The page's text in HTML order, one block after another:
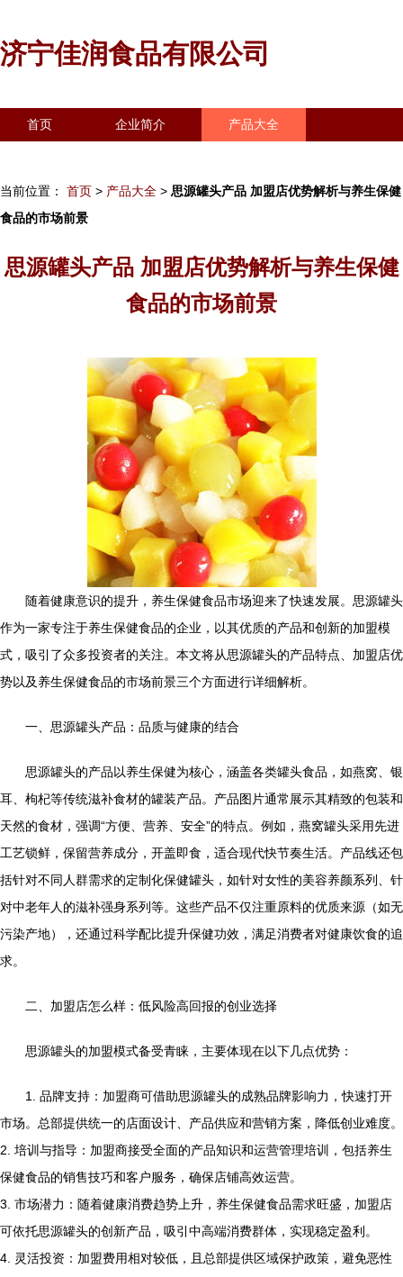
济宁佳润食品有限公司
首页 企业简介 产品大全
当前位置： 首页 > 产品大全 > 思源罐头产品 加盟店优势解析与养生保健
食品的市场前景
思源罐头产品 加盟店优势解析与养生保健
食品的市场前景
随着健康意识的提升，养生保健食品市场迎来了快速发展。思源罐头
作为一家专注于养生保健食品的企业，以其优质的产品和创新的加盟模
式，吸引了众多投资者的关注。本文将从思源罐头的产品特点、加盟店优
势以及养生保健食品的市场前景三个方面进行详细解析。
一、思源罐头产品：品质与健康的结合
思源罐头的产品以养生保健为核心，涵盖各类罐头食品，如燕窝、银
耳、枸杞等传统滋补食材的罐装产品。产品图片通常展示其精致的包装和
天然的食材，强调“方便、营养、安全”的特点。例如，燕窝罐头采用先进
工艺锁鲜，保留营养成分，开盖即食，适合现代快节奏生活。产品线还包
括针对不同人群需求的定制化保健罐头，如针对女性的美容养颜系列、针
对中老年人的滋补强身系列等。这些产品不仅注重原料的优质来源（如无
污染产地），还通过科学配比提升保健功效，满足消费者对健康饮食的追
求。
二、加盟店怎么样：低风险高回报的创业选择
思源罐头的加盟模式备受青睐，主要体现在以下几点优势：
1. 品牌支持：加盟商可借助思源罐头的成熟品牌影响力，快速打开
市场。总部提供统一的店面设计、产品供应和营销方案，降低创业难度。
2. 培训与指导：加盟商接受全面的产品知识和运营管理培训，包括养生
保健食品的销售技巧和客户服务，确保店铺高效运营。
3. 市场潜力：随着健康消费趋势上升，养生保健食品需求旺盛，加盟店
可依托思源罐头的创新产品，吸引中高端消费群体，实现稳定盈利。
4. 灵活投资：加盟费用相对较低，且总部提供区域保护政策，避免恶性